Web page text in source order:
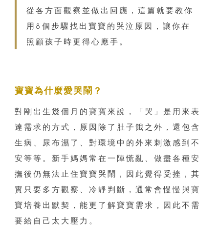
從各方面觀察並做出回應，這篇就要教你
用8個步驟找出寶寶的哭泣原因，讓你在
照顧孩子時更得心應手。
寶寶為什麼愛哭鬧？
對剛出生幾個月的寶寶來說，「哭」是用來表
達需求的方式，原因除了肚子餓之外，還包含
生病、尿布濕了、對環境中的外來刺激感到不
安等等。新手媽媽常在一陣慌亂、做盡各種安
撫後仍無法止住寶寶哭鬧，因此覺得受挫，其
實只要多方觀察、冷靜判斷，通常會慢慢與寶
寶培養出默契，能更了解寶寶需求，因此不需
要給自己太大壓力。